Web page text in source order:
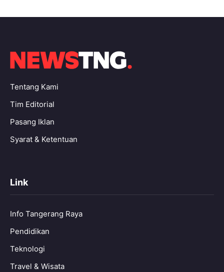
Tentang Kami
Tim Editorial
Pasang Iklan
Syarat & Ketentuan
Link
Info Tangerang Raya
Pendidikan
Teknologi
Travel & Wisata